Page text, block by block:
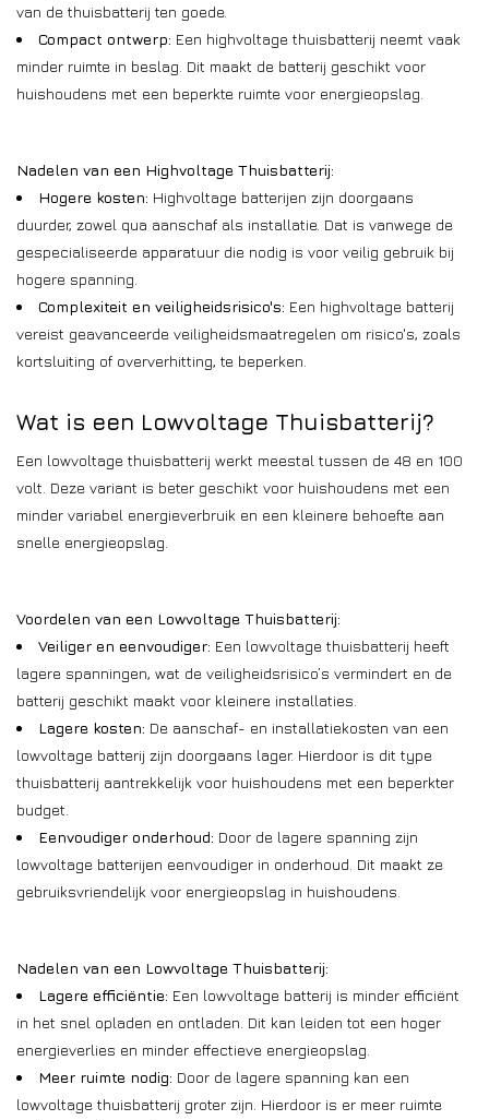
van de thuisbatterij ten goede.
Compact ontwerp: Een highvoltage thuisbatterij neemt vaak
minder ruimte in beslag. Dit maakt de batterij geschikt voor
huishoudens met een beperkte ruimte voor energieopslag.
Nadelen van een Highvoltage Thuisbatterij:
Hogere kosten: Highvoltage batterijen zijn doorgaans
duurder, zowel qua aanschaf als installatie. Dat is vanwege de
gespecialiseerde apparatuur die nodig is voor veilig gebruik bij
hogere spanning.
Complexiteit en veiligheidsrisico's: Een highvoltage batterij
vereist geavanceerde veiligheidsmaatregelen om risico's, zoals
kortsluiting of oververhitting, te beperken.
Wat is een Lowvoltage Thuisbatterij?
Een lowvoltage thuisbatterij werkt meestal tussen de 48 en 100
volt. Deze variant is beter geschikt voor huishoudens met een
minder variabel energieverbruik en een kleinere behoefte aan
snelle energieopslag.
Voordelen van een Lowvoltage Thuisbatterij:
Veiliger en eenvoudiger: Een lowvoltage thuisbatterij heeft
lagere spanningen, wat de veiligheidsrisico’s vermindert en de
batterij geschikt maakt voor kleinere installaties.
Lagere kosten: De aanschaf- en installatiekosten van een
lowvoltage batterij zijn doorgaans lager. Hierdoor is dit type
thuisbatterij aantrekkelijk voor huishoudens met een beperkter
budget.
Eenvoudiger onderhoud: Door de lagere spanning zijn
lowvoltage batterijen eenvoudiger in onderhoud. Dit maakt ze
gebruiksvriendelijk voor energieopslag in huishoudens.
Nadelen van een Lowvoltage Thuisbatterij:
Lagere efficiëntie: Een lowvoltage batterij is minder efficiënt
in het snel opladen en ontladen. Dit kan leiden tot een hoger
energieverlies en minder effectieve energieopslag.
Meer ruimte nodig: Door de lagere spanning kan een
lowvoltage thuisbatterij groter zijn. Hierdoor is er meer ruimte